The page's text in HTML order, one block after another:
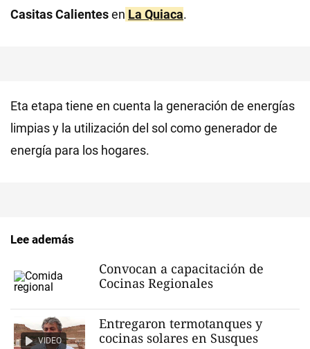
Casitas Calientesen La Quiaca.
Eta etapa tiene en cuenta la generación de energías
limpias y la utilización del sol como generador de
energía para los hogares.
Lee además
Convocan a capacitación de
Cocinas Regionales
VIDEO
Entregaron termotanques y
cocinas solares en Susques